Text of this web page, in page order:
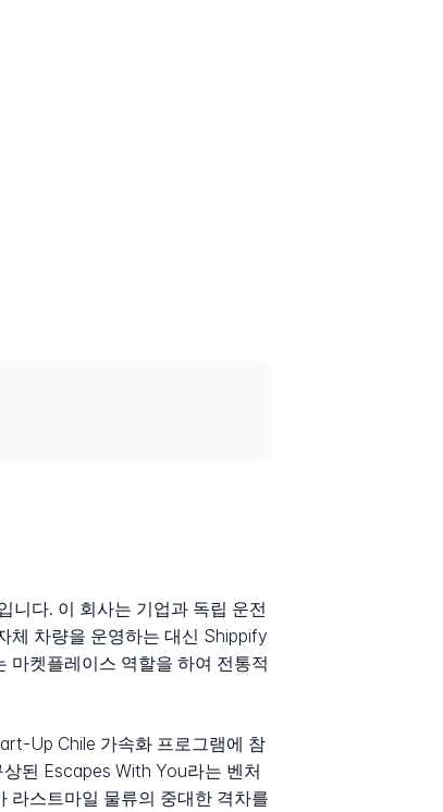
니다. 이 회사는 기업과 독립 운전
체 차량을 운영하는 대신 Shippify
마켓플레이스 역할을 하여 전통적
Up Chile 가속화 프로그램에 참
된 Escapes With You라는 벤처
라스트마일 물류의 중대한 격차를